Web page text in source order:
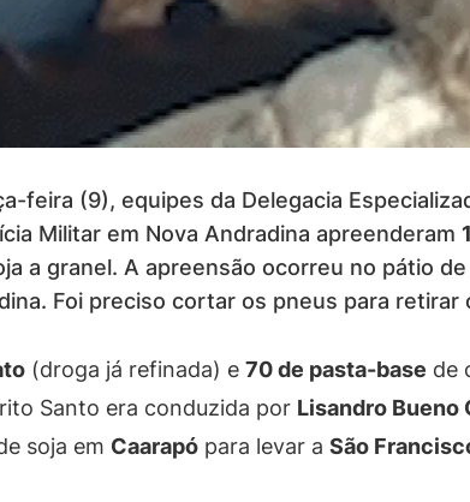
feira (9), equipes da Delegacia
Militar em Nova Andradina apreenderam
a granel. A apreensão ocorreu no pátio
Foi preciso cortar os pneus para retirar
(droga já refinada) e 70 de pasta-base de
Santo era conduzida por Lisandro Bueno
soja em Caarapó para levar a São